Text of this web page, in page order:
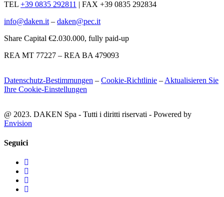
TEL +39 0835 292811 | FAX +39 0835 292834
info@daken.it – daken@pec.it
Share Capital €2.030.000, fully paid-up
REA MT 77227 – REA BA 479093
Datenschutz-Bestimmungen – Cookie-Richtlinie – Aktualisieren Sie
Ihre Cookie-Einstellungen
@ 2023. DAKEN Spa - Tutti i diritti riservati - Powered by
Envision
Seguici